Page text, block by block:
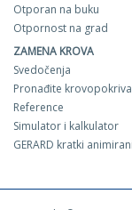
Otporan na buku
Otpornost na grad
ZAMENA KROVA
Svedočenja
Pronađite
Reference
Simulator i kalkulator
GERARD kratki